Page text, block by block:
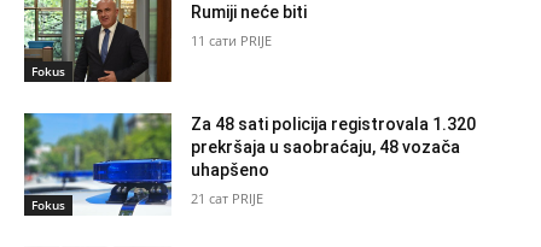
Fokus
Rumiji neće biti
11 сати PRIJE
Fokus
Za 48 sati policija registrovala 1.320
prekršaja u saobraćaju, 48 vozača
uhapšeno
21 сат PRIJE